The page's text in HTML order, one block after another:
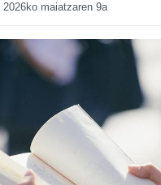
2026ko maiatzaren 9a